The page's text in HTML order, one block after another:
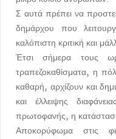
Σ αυτά πρέπει να
δημάρχου που
καλόπιστη κριτική και
Έτσι σήμερα τους
τραπεζοκαθίσματα, η
καθαρή, αρχίζουν και
και έλλειψης
πρωτοφανής, η
Αποκορύφωμα στις